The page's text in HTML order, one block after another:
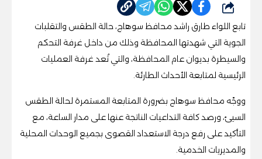
شارك
تابع اللواء طارق راشد محافظ سوهاج، حالة الطقس والتقلبات
الجوية التي شهدتها المحافظة وذلك من داخل غرفة التحكم
والسيطرة بديوان عام المحافظة، والتي تُعد غرفة العمليات
الرئيسية لمتابعة الأحداث الطارئة.
ووجّه محافظ سوهاج بضرورة المتابعة المستمرة لحالة الطقس
السيئ، ورصد كافة التداعيات الناتجة عنها على مدار الساعة، مع
التأكيد على رفع درجة الاستعداد القصوى بجميع الوحدات المحلية
والمديريات الخدمية.